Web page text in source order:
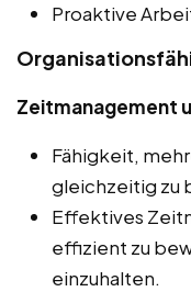
Proaktive
Zeitmanagement
Fähigkeit,
gleichzeitig zu
Effektives
effizient zu
einzuhalten.